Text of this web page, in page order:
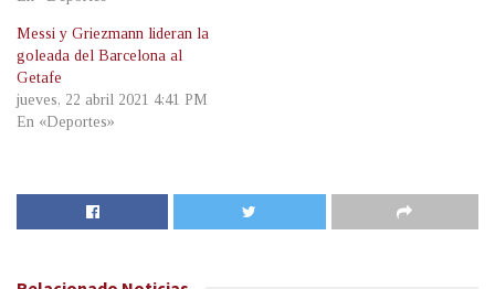
Messi y Griezmann lideran la
goleada del Barcelona al
Getafe
jueves, 22 abril 2021 4:41 PM
En «Deportes»